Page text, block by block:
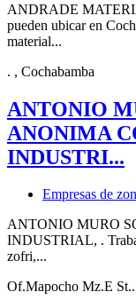
ANDRADE
pueden ubicar en
material...
. , Cochabamba
ANTONIO
ANONIMA
INDUSTRI...
Empresas de
ANTONIO MURO
INDUSTRIAL, .
zofri,...
Of.Mapocho Mz.E